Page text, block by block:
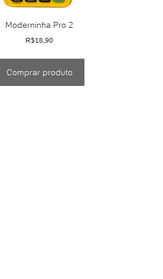
Moderninha Pro 2
R$18,90
Comprar produto